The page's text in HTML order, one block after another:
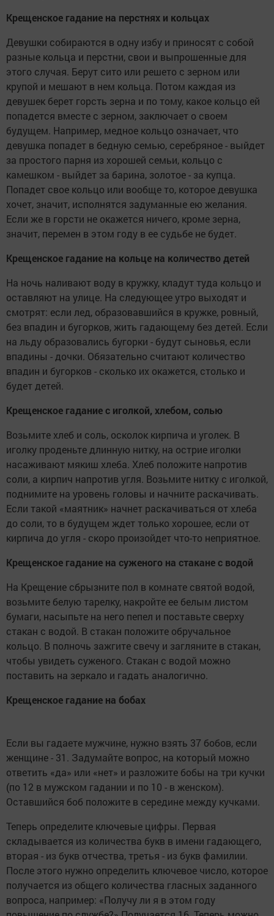
Крещенское гадание на перстнях и кольцах
Девушки собираются в одну избу и приносят с собой
разные кольца и перстни, свои и выпрошенные для
этого случая. Берут сито или решето с зерном или
крупой и мешают в нем кольца. Потом каждая из
девушек берет горсть зерна и по тому, какое кольцо ей
попадется вместе с зерном, заключает о своем
будущем. Например, медное кольцо означает, что
девушка попадет в бедную семью, серебряное - выйдет
за простого парня из хорошей семьи, кольцо с
камешком - выйдет за барина, золотое - за купца.
Попадет свое кольцо или вообще то, которое девушка
хочет, значит, исполнятся задуманные ею желания.
Если же в горсти не окажется ничего, кроме зерна,
значит, перемен в этом году в ее судьбе не будет.
Крещенское гадание на кольце на количество детей
На ночь наливают воду в кружку, кладут туда кольцо и
оставляют на улице. На следующее утро выходят и
смотрят: если лед, образовавшийся в кружке, ровный,
без впадин и бугорков, жить гадающему без детей. Если
на льду образовались бугорки - будут сыновья, если
впадины - дочки. Обязательно считают количество
впадин и бугорков - сколько их окажется, столько и
будет детей.
Крещенское гадание с иголкой, хлебом, солью
Возьмите хлеб и соль, осколок кирпича и уголек. В
иголку проденьте длинную нитку, на острие иголки
насаживают мякиш хлеба. Хлеб положите напротив
соли, а кирпич напротив угля. Возьмите нитку с иголкой,
поднимите на уровень головы и начните раскачивать.
Если такой «маятник» начнет раскачиваться от хлеба
до соли, то в будущем ждет только хорошее, если от
кирпича до угля - скоро произойдет что-то неприятное.
Крещенское гадание на суженого на стакане с водой
На Крещение сбрызните пол в комнате святой водой,
возьмите белую тарелку, накройте ее белым листом
бумаги, насыпьте на него пепел и поставьте сверху
стакан с водой. В стакан положите обручальное
кольцо. В полночь зажгите свечу и загляните в стакан,
чтобы увидеть суженого. Стакан с водой можно
поставить на зеркало и гадать аналогично.
Крещенское гадание на бобах
Если вы гадаете мужчине, нужно взять 37 бобов, если
женщине - 31. Задумайте вопрос, на который можно
ответить «да» или «нет» и разложите бобы на три кучки
(по 12 в мужском гадании и по 10 - в женском).
Оставшийся боб положите в середине между кучками.
Теперь определите ключевые цифры. Первая
складывается из количества букв в имени гадающего,
вторая - из букв отчества, третья - из букв фамилии.
После этого нужно определить ключевое число, которое
получается из общего количества гласных заданного
вопроса, например: «Получу ли я в этом году